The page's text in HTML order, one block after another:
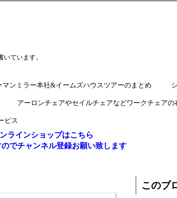
ています。
マンミラー本社&イームズハウスツアーのまとめ
アーロンチェアやセイルチェアなどワークチェアの
ビス
ラインショップはこちら
でチャンネル登録お願い致します
このブ